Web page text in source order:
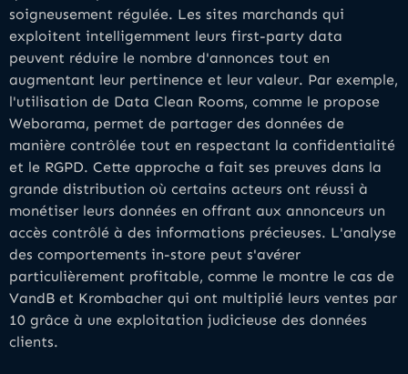
soigneusement régulée. Les sites marchands qui
exploitent intelligemment leurs first-party data
peuvent réduire le nombre d'annonces tout en
augmentant leur pertinence et leur valeur. Par exemple,
l'utilisation de Data Clean Rooms, comme le propose
Weborama, permet de partager des données de
manière contrôlée tout en respectant la confidentialité
et le RGPD. Cette approche a fait ses preuves dans la
grande distribution où certains acteurs ont réussi à
monétiser leurs données en offrant aux annonceurs un
accès contrôlé à des informations précieuses. L'analyse
des comportements in-store peut s'avérer
particulièrement profitable, comme le montre le cas de
VandB et Krombacher qui ont multiplié leurs ventes par
10 grâce à une exploitation judicieuse des données
clients.